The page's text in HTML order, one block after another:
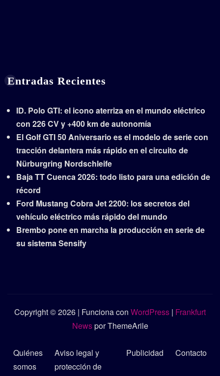
Entradas Recientes
ID. Polo GTI: el icono aterriza en el mundo eléctrico
con 226 CV y +400 km de autonomía
El Golf GTI 50 Aniversario es el modelo de serie con
tracción delantera más rápido en el circuito de
Nürburgring Nordschleife
Baja TT Cuenca 2026: todo listo para una edición de
récord
Ford Mustang Cobra Jet 2200: los secretos del
vehículo eléctrico más rápido del mundo
Brembo pone en marcha la producción en serie de
su sistema Sensify
Copyright © 2026 | Funciona con WordPress | Frankfurt
Newspor ThemeArile
Quiénes
somos
Aviso legal y
protección de
Publicidad Contacto